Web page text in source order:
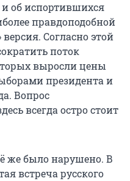
и об испортившихся
правдоподобной
Согласно этой
поток
выросли цены
президента и
Вопрос
всегда остро стоит
же было нарушено. В
встреча русского